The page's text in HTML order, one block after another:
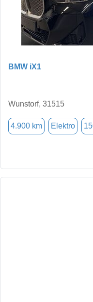
BMW iX1
Wunstorf, 31515
4.900 km Elektro